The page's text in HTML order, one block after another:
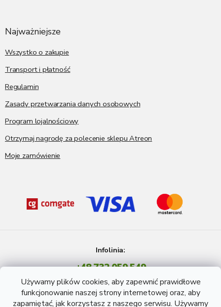
Używamy plików cookies, aby zapewnić prawidłowe
funkcjonowanie naszej strony internetowej oraz, aby
zapamiętać, jak korzystasz z naszego serwisu. Używamy
Najważniejsze
Wszystko o zakupie
Transport i płatność
Regulamin
Zasady przetwarzania danych osobowych
Program lojalnościowy
Otrzymaj nagrodę za polecenie sklepu Atreon
Moje zamówienie
Infolinia:
+48 732 059 549
Pon - Pt: 8 - 15 godź.
info@atreon.pl